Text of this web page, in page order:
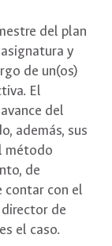
del plan
y
de un(os)
El
del
además, sus
método
de
contar con el
de
el caso.